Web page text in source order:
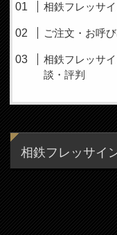
相鉄フレッサ
ご注文・お呼
相鉄フレッサ
談・評判
相鉄フレッサイ